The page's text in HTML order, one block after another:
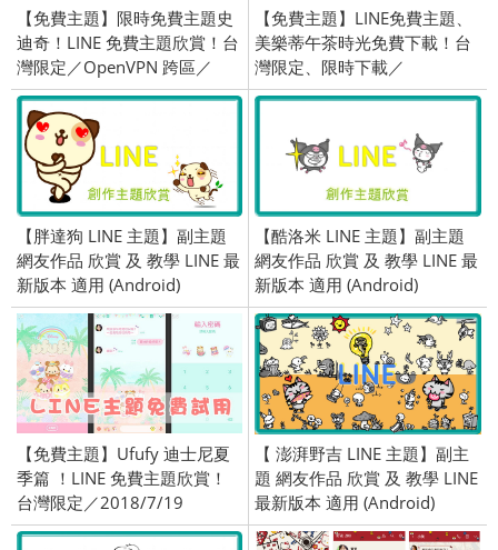
【免費主題】限時免費主題史
迪奇！LINE 免費主題欣賞！台
灣限定／OpenVPN 跨區／
2018/02/22
【免費主題】LINE免費主題、
美樂蒂午茶時光免費下載！台
灣限定、限時下載／
2019/05/24
【胖達狗 LINE 主題】副主題
網友作品 欣賞 及 教學 LINE 最
新版本 適用 (Android)
【酷洛米 LINE 主題】副主題
網友作品 欣賞 及 教學 LINE 最
新版本 適用 (Android)
【免費主題】Ufufy 迪士尼夏
季篇 ！LINE 免費主題欣賞！
台灣限定／2018/7/19
【 澎湃野吉 LINE 主題】副主
題 網友作品 欣賞 及 教學 LINE
最新版本 適用 (Android)